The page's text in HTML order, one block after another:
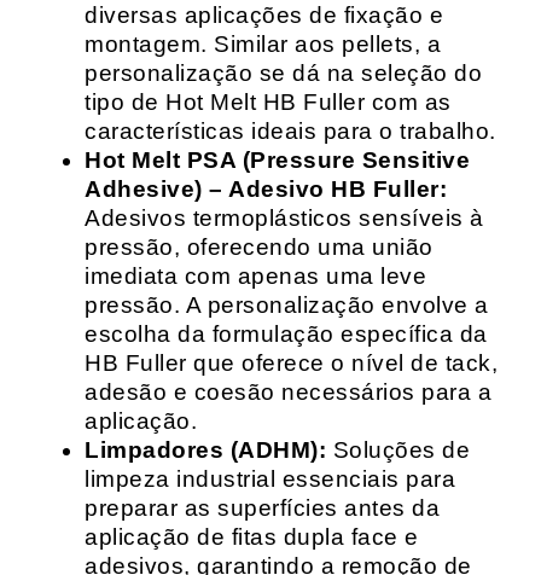
diversas aplicações de fixação e
montagem. Similar aos pellets, a
personalização se dá na seleção do
tipo de Hot Melt HB Fuller com as
características ideais para o trabalho.
Hot Melt PSA (Pressure Sensitive
Adhesive) – Adesivo HB Fuller:
Adesivos termoplásticos sensíveis à
pressão, oferecendo uma união
imediata com apenas uma leve
pressão. A personalização envolve a
escolha da formulação específica da
HB Fuller que oferece o nível de tack,
adesão e coesão necessários para a
aplicação.
Limpadores (ADHM): Soluções de
limpeza industrial essenciais para
preparar as superfícies antes da
aplicação de fitas dupla face e
adesivos, garantindo a remoção de